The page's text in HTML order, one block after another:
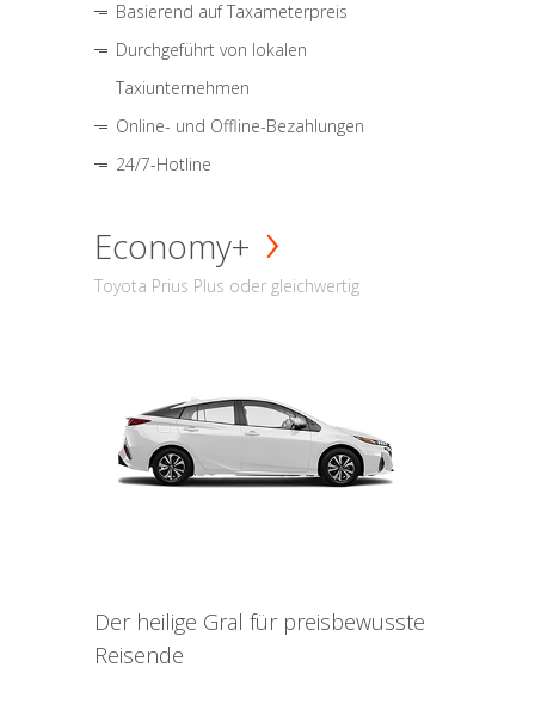
Basierend auf Taxameterpreis
Durchgeführt von lokalen
Taxiunternehmen
Online- und Offline-Bezahlungen
24/7-Hotline
Economy+
Toyota Prius Plus oder gleichwertig
Der heilige Gral für preisbewusste
Reisende